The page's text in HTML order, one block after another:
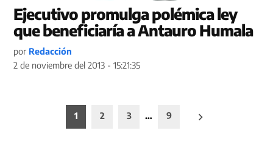
Ejecutivo promulga polémica ley
que beneficiaría a Antauro Humala
por Redacción
2 de noviembre del 2013 - 15:21:35
Paginación
1 2 3 … 9